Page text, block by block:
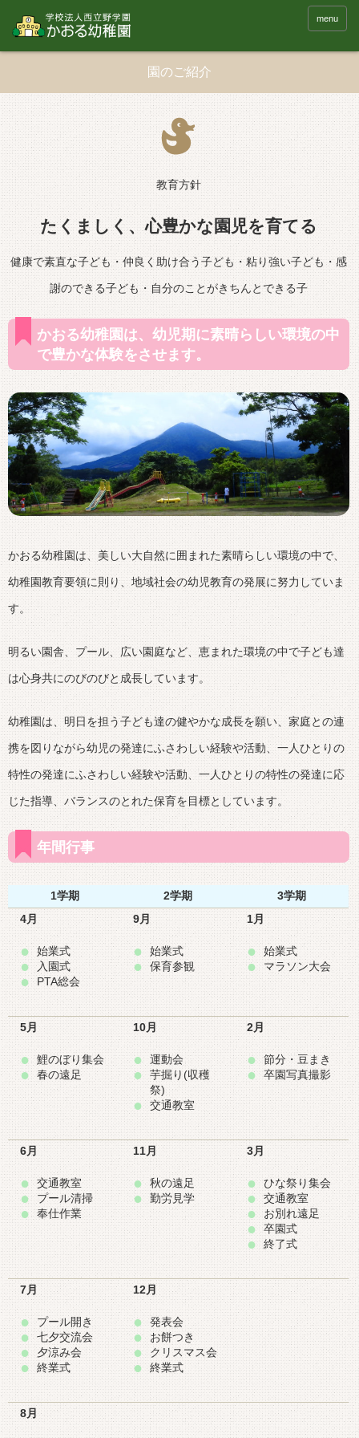
menu
園のご紹介
教育方針
たくましく、心豊かな園児を育てる
健康で素直な子ども・仲良く助け合う子ども・粘り強い子ども・感
謝のできる子ども・自分のことがきちんとできる子
かおる幼稚園は、幼児期に素晴らしい環境の中
で豊かな体験をさせます。
かおる幼稚園は、美しい大自然に囲まれた素晴らしい環境の中で、
幼稚園教育要領に則り、地域社会の幼児教育の発展に努力していま
す。
明るい園舎、プール、広い園庭など、恵まれた環境の中で子ども達
は心身共にのびのびと成長しています。
幼稚園は、明日を担う子ども達の健やかな成長を願い、家庭との連
携を図りながら幼児の発達にふさわしい経験や活動、一人ひとりの
特性の発達にふさわしい経験や活動、一人ひとりの特性の発達に応
じた指導、バランスのとれた保育を目標としています。
年間行事
1学期 2学期
3学期
4月
始業式
入園式
PTA総会
9月
始業式
保育参観
1月
始業式
マラソン大会
5月
鯉のぼり集会
春の遠足
10月
運動会
芋掘り(収穫
祭)
交通教室
2月
節分・豆まき
卒園写真撮影
6月
交通教室
プール清掃
奉仕作業
11月
秋の遠足
勤労見学
3月
ひな祭り集会
交通教室
お別れ遠足
卒園式
終了式
7月
プール開き
七夕交流会
夕涼み会
終業式
12月
発表会
お餅つき
クリスマス会
終業式
8月